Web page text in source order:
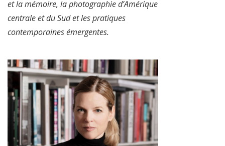
et la mémoire, la photographie d’Amérique
centrale et du Sud et les pratiques
contemporaines émergentes.